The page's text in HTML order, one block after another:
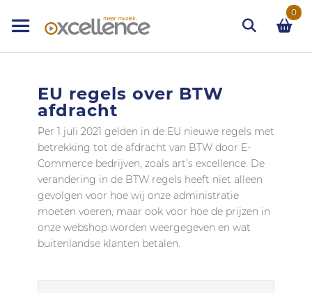
naar
de
0
Zoek
EU regels over BTW
afdracht
Per 1 juli 2021 gelden in de EU nieuwe regels met
betrekking tot de afdracht van BTW door E-
Commerce bedrijven, zoals art’s excellence. De
verandering in de BTW regels heeft niet alleen
gevolgen voor hoe wij onze administratie
moeten voeren, maar ook voor hoe de prijzen in
onze webshop worden weergegeven en wat
buitenlandse klanten betalen.